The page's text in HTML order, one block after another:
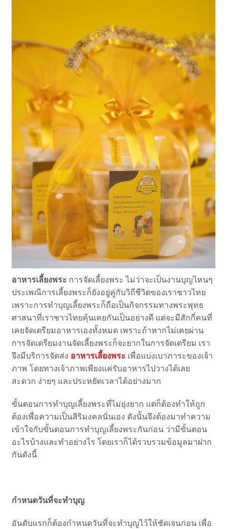
อาหารเลี้ยงพระ การจัดเลี้ยงพระ ไม่ว่าจะเป็นงานบุญไหนๆ
ประเพณีการเลี้ยงพระก็ยังอยู่คู่กับวิถีชีวิตของเราชาวไทย
เพราะการทำบุญเลี้ยงพระก็ถือเป็นกิจกรรมทางพระพุทธ
ศาสนาที่เราชาวไทยคุ้นเคยกันเป็นอย่างดี แต่จะมีสักกี่คนที่
เคยจัดเตรียมอาหารเองทั้งหมด เพราะถ้าหากไม่เคยผ่าน
การจัดเตรียมงานจัดเลี้ยงพระก็จะยากในการจัดเตรียม เรา
จึงมีบริการจัดส่ง อาหารเลี้ยงพระ เพื่อแบ่งเบาภาระของเจ้า
ภาพ โดยทางเจ้าภาพเพียงแค่รับอาหารไปวางได้เลย
สะดวก ง่ายๆ และประหยัดเวลาได้อย่างมาก
ขั้นตอนการทำบุญเลี้ยงพระที่ไม่ยุ่งยาก แต่ก็ต้องทำให้ถูก
ต้องเพื่อความเป็นสิริมงคลนั่นเอง ดังนั้นจึงต้องมาทำความ
เข้าใจกับขั้นตอนการทำบุญเลี้ยงพระกันก่อน ว่ามีขั้นตอน
อะไรบ้างและทำอย่างไร โดยเราก็ได้รวบรวมข้อมูลมาฝาก
กันดังนี้
กำหนดวันที่จะทำบุญ
อันดับแรกก็ต้องกำหนดวันที่จะทำบุญไว้ให้ชัดเจนก่อน เพื่อ